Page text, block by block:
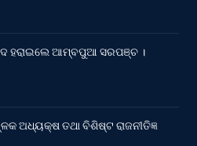
ହରାଇଲେ ଆମ୍ବପୁଆ ସରପଞ୍ଚ ।
ଅଧ୍ୟକ୍ଷ ତଥା ବିଶିଷ୍ଟ ରାଜନୀତିଜ୍ଞ